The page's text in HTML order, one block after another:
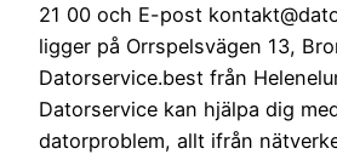
21 00 och E-post
ligger på Orrspelsvägen 13,
Datorservice.best från
Datorservice kan hjälpa dig
datorproblem, allt ifrån